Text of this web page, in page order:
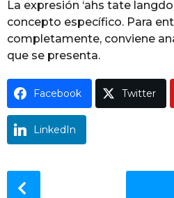
g
o
La expresión ‘ahs tate
concepto específico. Para
completamente, conviene
que se presenta.
Facebook Twitter
LinkedIn